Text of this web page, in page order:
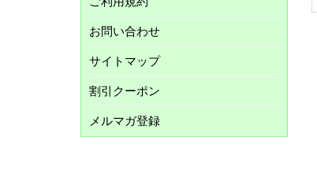
お問い合わせ
サイトマップ
割引クーポン
メルマガ登録